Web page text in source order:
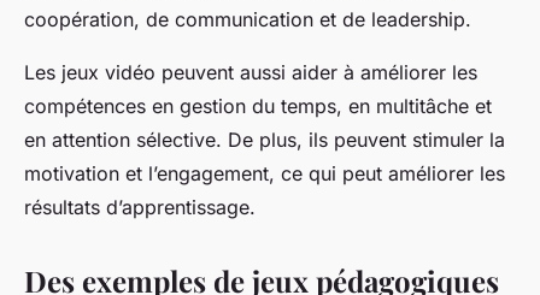
coopération, de communication et de leadership.
Les jeux vidéo peuvent aussi aider à améliorer les
compétences en gestion du temps, en multitâche et
en attention sélective. De plus, ils peuvent stimuler la
motivation et l’engagement, ce qui peut améliorer les
résultats d’apprentissage.
Des exemples de jeux pédagogiques